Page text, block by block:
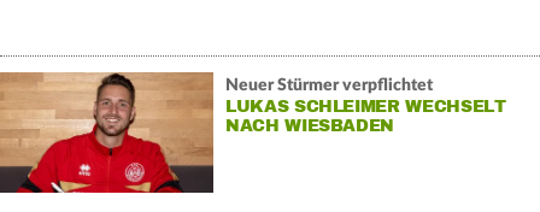
Neuer Stürmer verpflichtet
LUKAS SCHLEIMER WECHSELT
NACH WIESBADEN